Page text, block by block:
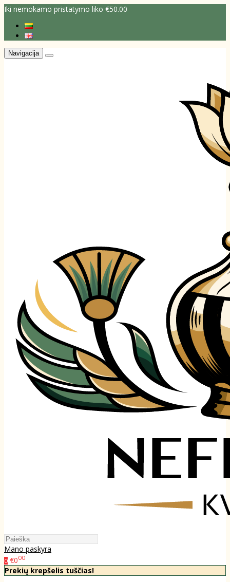
Iki nemokamo pristatymo liko €50.00
Navigacija
Mano paskyra
0 €000
Prekių krepšelis tuščias!